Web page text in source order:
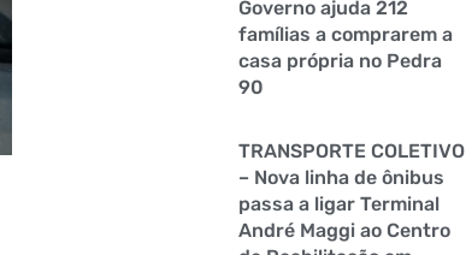
Governo ajuda 212
famílias a comprarem a
casa própria no Pedra
90
TRANSPORTE COLETIVO
– Nova linha de ônibus
passa a ligar Terminal
André Maggi ao Centro